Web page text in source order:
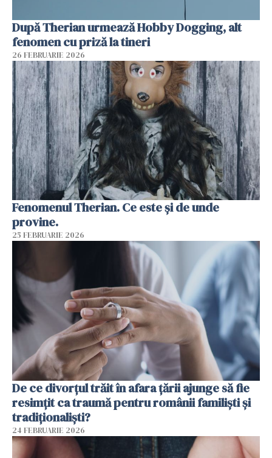
După Therian urmează Hobby Dogging, alt
fenomen cu priză la tineri
26 FEBRUARIE 2026
Fenomenul Therian. Ce este și de unde
provine.
25 FEBRUARIE 2026
De ce divorțul trăit în afara țării ajunge să fie
resimțit ca traumă pentru românii familiști și
tradiționaliști?
24 FEBRUARIE 2026